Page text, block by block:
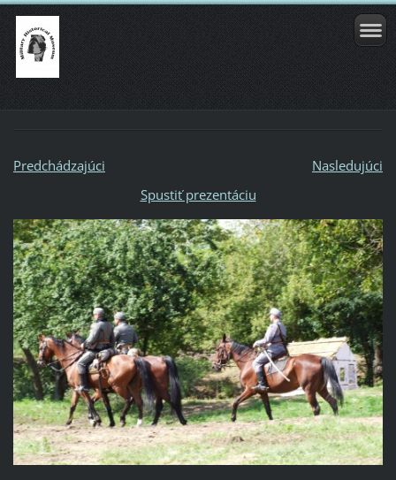
Predchádzajúci
Nasledujúci
Spustiť prezentáciu